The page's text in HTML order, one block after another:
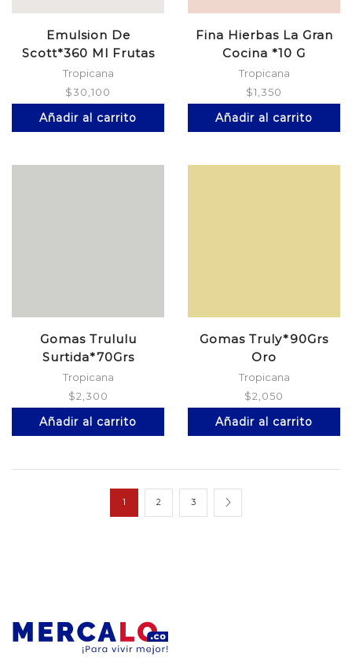
Emulsion De
Scott*360 Ml Frutas
Tropicales
Tropicana
$30,100
Añadir al carrito
Fina Hierbas La Gran
Cocina *10 G
Tropicana
$1,350
Añadir al carrito
Gomas Trululu
Surtida*70Grs
Tropicana
$2,300
Añadir al carrito
Gomas Truly*90Grs
Oro
Tropicana
$2,050
Añadir al carrito
1 2 3